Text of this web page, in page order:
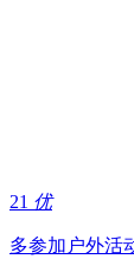
21 优
多参加户外活